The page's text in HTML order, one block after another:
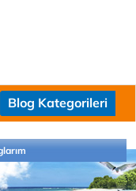
Blog Kategorileri